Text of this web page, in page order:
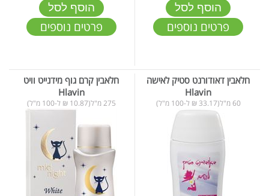
הוסף לסל
פרטים נוספים
הוסף לסל
פרטים נוספים
חלאבין דאודורנט סטיק לאישה
Hlavin
60 מ"ל(33.17 ₪ ל-100 מ"ל)
חלאבין קרם גוף מידנייט וויט
Hlavin
275 מ"ל(10.87 ₪ ל-100 מ"ל)